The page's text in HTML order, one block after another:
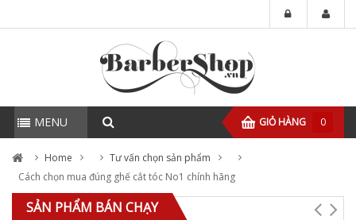
MENU GIỎ HÀNG 0
Home
Tư vấn chọn sản phẩm
Cách chọn mua đúng ghế cắt tóc No1 chính hãng
SẢN PHẨM BÁN CHẠY